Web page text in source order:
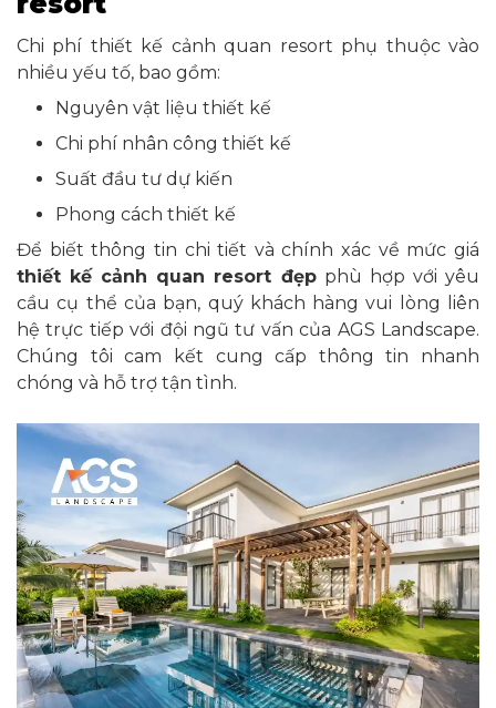
Chi phí thiết kế cảnh quan resort phụ thuộc vào
nhiều yếu tố, bao gồm:
Nguyên vật liệu thiết kế
Chi phí nhân công thiết kế
Suất đầu tư dự kiến
Phong cách thiết kế
Để biết thông tin chi tiết và chính xác về mức giá
thiết kế cảnh quan resort đẹpphù hợp với yêu
cầu cụ thể của bạn, quý khách hàng vui lòng liên
hệ trực tiếp với đội ngũ tư vấn của AGS Landscape.
Chúng tôi cam kết cung cấp thông tin nhanh
chóng và hỗ trợ tận tình.